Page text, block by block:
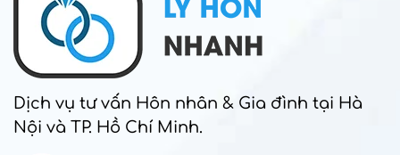
Dịch vụ tư vấn Hôn nhân & Gia đình tại Hà
Nội và TP. Hồ Chí Minh.